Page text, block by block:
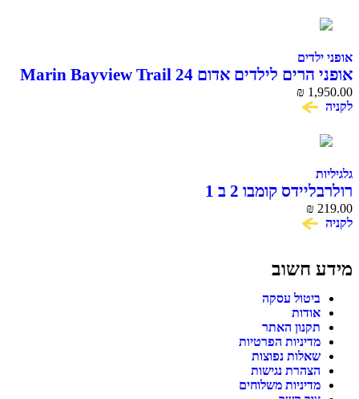
אופני ילדים
אופני הרים לילדים אדום 24 Marin Bayview Trail
₪ 1,950.00
לקניה
גלגיליות
רולרבליידס קומבו 2 ב 1
₪ 219.00
לקניה
מידע חשוב
ביטול עסקה
אודות
תקנון האתר
מדיניות הפרטיות
שאלות נפוצות
הצהרת נגישות
מדיניות משלוחים